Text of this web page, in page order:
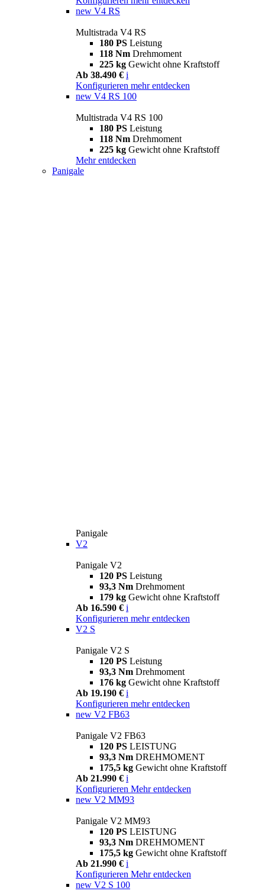
new V4 RS
Multistrada V4 RS
180 PS Leistung
118 Nm Drehmoment
225 kg Gewicht ohne Kraftstoff
Ab 38.490 € i
Konfigurieren mehr entdecken
new V4 RS 100
Multistrada V4 RS 100
180 PS Leistung
118 Nm Drehmoment
225 kg Gewicht ohne Kraftstoff
Mehr entdecken
Panigale
Panigale
V2
Panigale V2
120 PS Leistung
93,3 Nm Drehmoment
179 kg Gewicht ohne Kraftstoff
Ab 16.590 € i
Konfigurieren mehr entdecken
V2 S
Panigale V2 S
120 PS Leistung
93,3 Nm Drehmoment
176 kg Gewicht ohne Kraftstoff
Ab 19.190 € i
Konfigurieren mehr entdecken
new V2 FB63
Panigale V2 FB63
120 PS LEISTUNG
93,3 Nm DREHMOMENT
175,5 kg Gewicht ohne Kraftstoff
Ab 21.990 € i
Konfigurieren Mehr entdecken
new V2 MM93
Panigale V2 MM93
120 PS LEISTUNG
93,3 Nm DREHMOMENT
175,5 kg Gewicht ohne Kraftstoff
Ab 21.990 € i
Konfigurieren Mehr entdecken
new V2 S 100